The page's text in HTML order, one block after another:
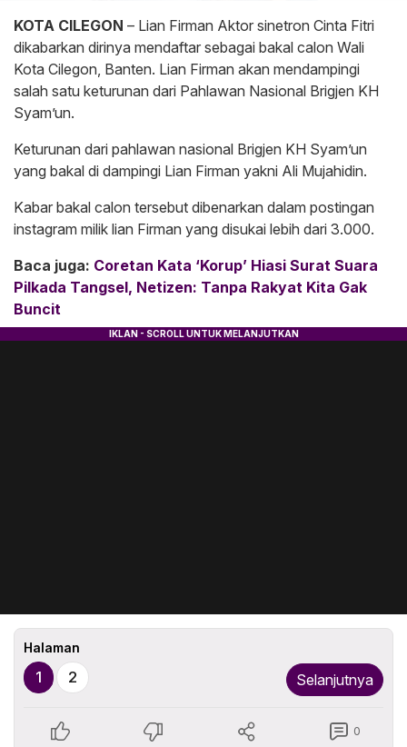
KOTA CILEGON – Lian Firman Aktor sinetron Cinta Fitri
dikabarkan dirinya mendaftar sebagai bakal calon Wali
Kota Cilegon, Banten. Lian Firman akan mendampingi
salah satu keturunan dari Pahlawan Nasional Brigjen KH
Syam’un.
Keturunan dari pahlawan nasional Brigjen KH Syam’un
yang bakal di dampingi Lian Firman yakni Ali Mujahidin.
Kabar bakal calon tersebut dibenarkan dalam postingan
instagram milik lian Firman yang disukai lebih dari 3.000.
Baca juga: Coretan Kata ‘Korup’ Hiasi Surat Suara
Pilkada Tangsel, Netizen: Tanpa Rakyat Kita Gak
Buncit
Halaman
1 2 Selanjutnya
0